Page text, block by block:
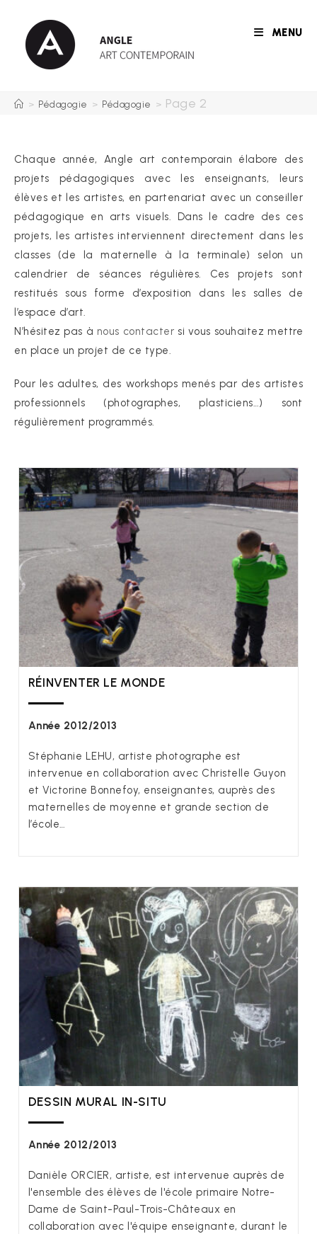
content
MENU
> Pédagogie > Pédagogie > Page 2
Chaque année, Angle art contemporain élabore des
projets pédagogiques avec les enseignants, leurs
élèves et les artistes, en partenariat avec un conseiller
pédagogique en arts visuels. Dans le cadre des ces
projets, les artistes interviennent directement dans les
classes (de la maternelle à la terminale) selon un
calendrier de séances régulières. Ces projets sont
restitués sous forme d’exposition dans les salles de
l’espace d’art.
N’hésitez pas à nous contacter si vous souhaitez mettre
en place un projet de ce type.
Pour les adultes, des workshops menés par des artistes
professionnels (photographes, plasticiens…) sont
régulièrement programmés.
RÉINVENTER LE MONDE
Année 2012/2013
Stéphanie LEHU, artiste photographe est
intervenue en collaboration avec Christelle Guyon
et Victorine Bonnefoy, enseignantes, auprès des
maternelles de moyenne et grande section de
l’école…
DESSIN MURAL IN-SITU
Année 2012/2013
Danièle ORCIER, artiste, est intervenue auprès de
l'ensemble des élèves de l'école primaire Notre-
Dame de Saint-Paul-Trois-Châteaux en
collaboration avec l'équipe enseignante, durant le